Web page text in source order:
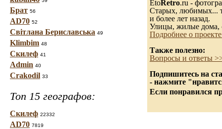
Брат 56
AD70 52
Світлана Бериславська 49
Klimbim 48
Скилеф 41
Admin 40
Crakodil 33
Топ 15 географов:
Скилеф 22332
AD70 7819
EtoRetro.ru -
Старых, любимых...
и более лет назад.
Улицы, жилые дома,
Подробнее о
Также полезно:
Вопросы и ответы
Подпишитесь на
- нажмите
Если понравился